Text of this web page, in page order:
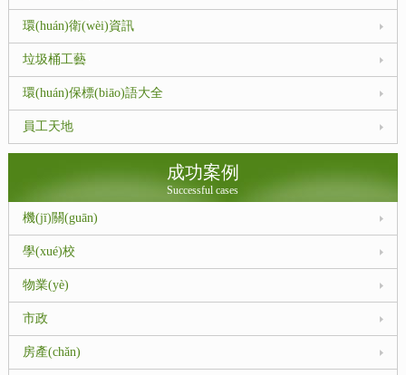
環(huán)衛(wèi)資訊
垃圾桶工藝
環(huán)保標(biāo)語大全
員工天地
成功案例
Successful cases
機(jī)關(guān)
學(xué)校
物業(yè)
市政
房產(chǎn)